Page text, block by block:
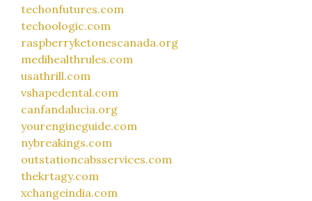
techonfutures.com
techoologic.com
raspberryketonescanada.org
medihealthrules.com
usathrill.com
vshapedental.com
canfandalucia.org
yourengineguide.com
nybreakings.com
outstationcabsservices.com
thekrtagy.com
xchangeindia.com